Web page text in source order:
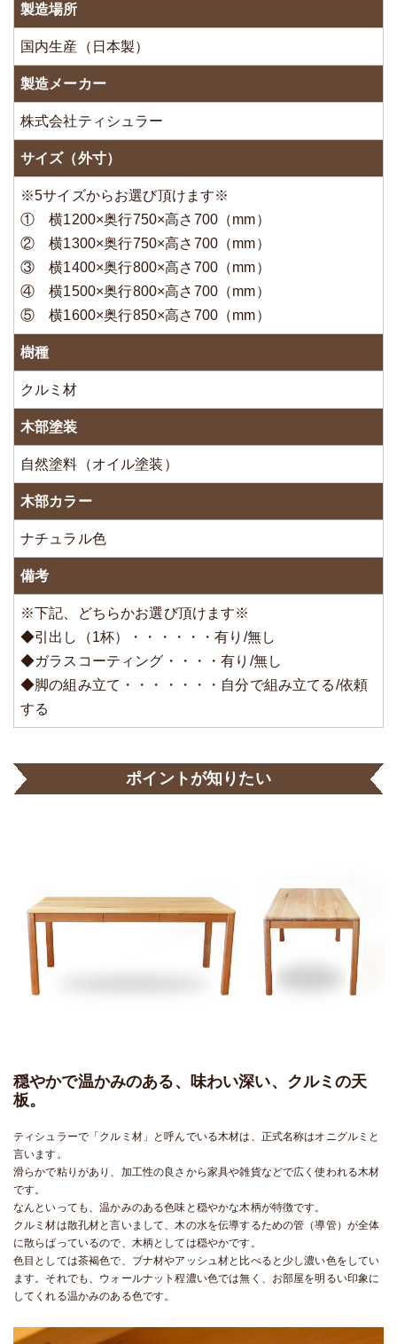
製造場所
国内生産（日本製）
製造メーカー
株式会社ティシュラー
サイズ（外寸）
※5サイズからお選び頂けます※
① 横1200×奥行750×高さ700（mm）
② 横1300×奥行750×高さ700（mm）
③ 横1400×奥行800×高さ700（mm）
④ 横1500×奥行800×高さ700（mm）
⑤ 横1600×奥行850×高さ700（mm）
樹種
クルミ材
木部塗装
自然塗料（オイル塗装）
木部カラー
ナチュラル色
備考
※下記、どちらかお選び頂けます※
◆引出し（1杯）・・・・・・有り/無し
◆ガラスコーティング・・・・有り/無し
◆脚の組み立て・・・・・・・自分で組み立てる/依頼
する
ポイントが知りたい
穏やかで温かみのある、味わい深い、クルミの天
板。
ティシュラーで「クルミ材」と呼んでいる木材は、正式名称はオニグルミと
言います。
滑らかで粘りがあり、加工性の良さから家具や雑貨などで広く使われる木材
です。
なんといっても、温かみのある色味と穏やかな木柄が特徴です。
クルミ材は散孔材と言いまして、木の水を伝導するための管（導管）が全体
に散らばっているので、木柄としては穏やかです。
色目としては茶褐色で、ブナ材やアッシュ材と比べると少し濃い色をしてい
ます。それでも、ウォールナット程濃い色では無く、お部屋を明るい印象に
してくれる温かみのある色です。